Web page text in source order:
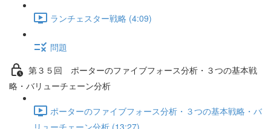
ランチェスター戦略 (4:09)
問題
第３５回 ポーターのファイブフォース分析・３つの基本戦
略・バリューチェーン分析
ポーターのファイブフォース分析・３つの基本戦略・バ
リューチェーン分析 (13:27)